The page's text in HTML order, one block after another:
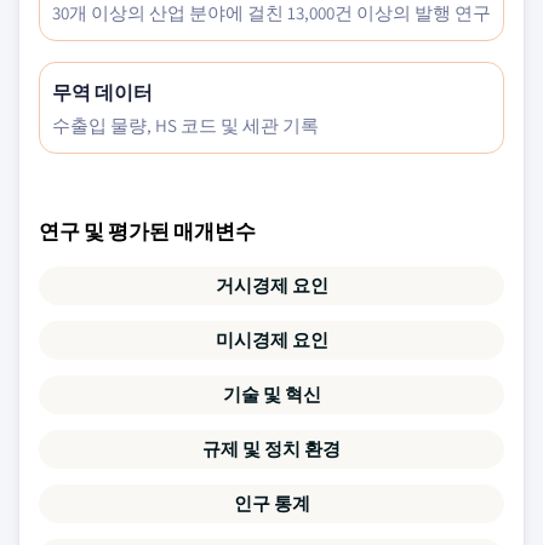
30개 이상의 산업 분야에 걸친 13,000건 이상의 발행 연구
무역 데이터
수출입 물량, HS 코드 및 세관 기록
연구 및 평가된 매개변수
거시경제 요인
미시경제 요인
기술 및 혁신
규제 및 정치 환경
인구 통계